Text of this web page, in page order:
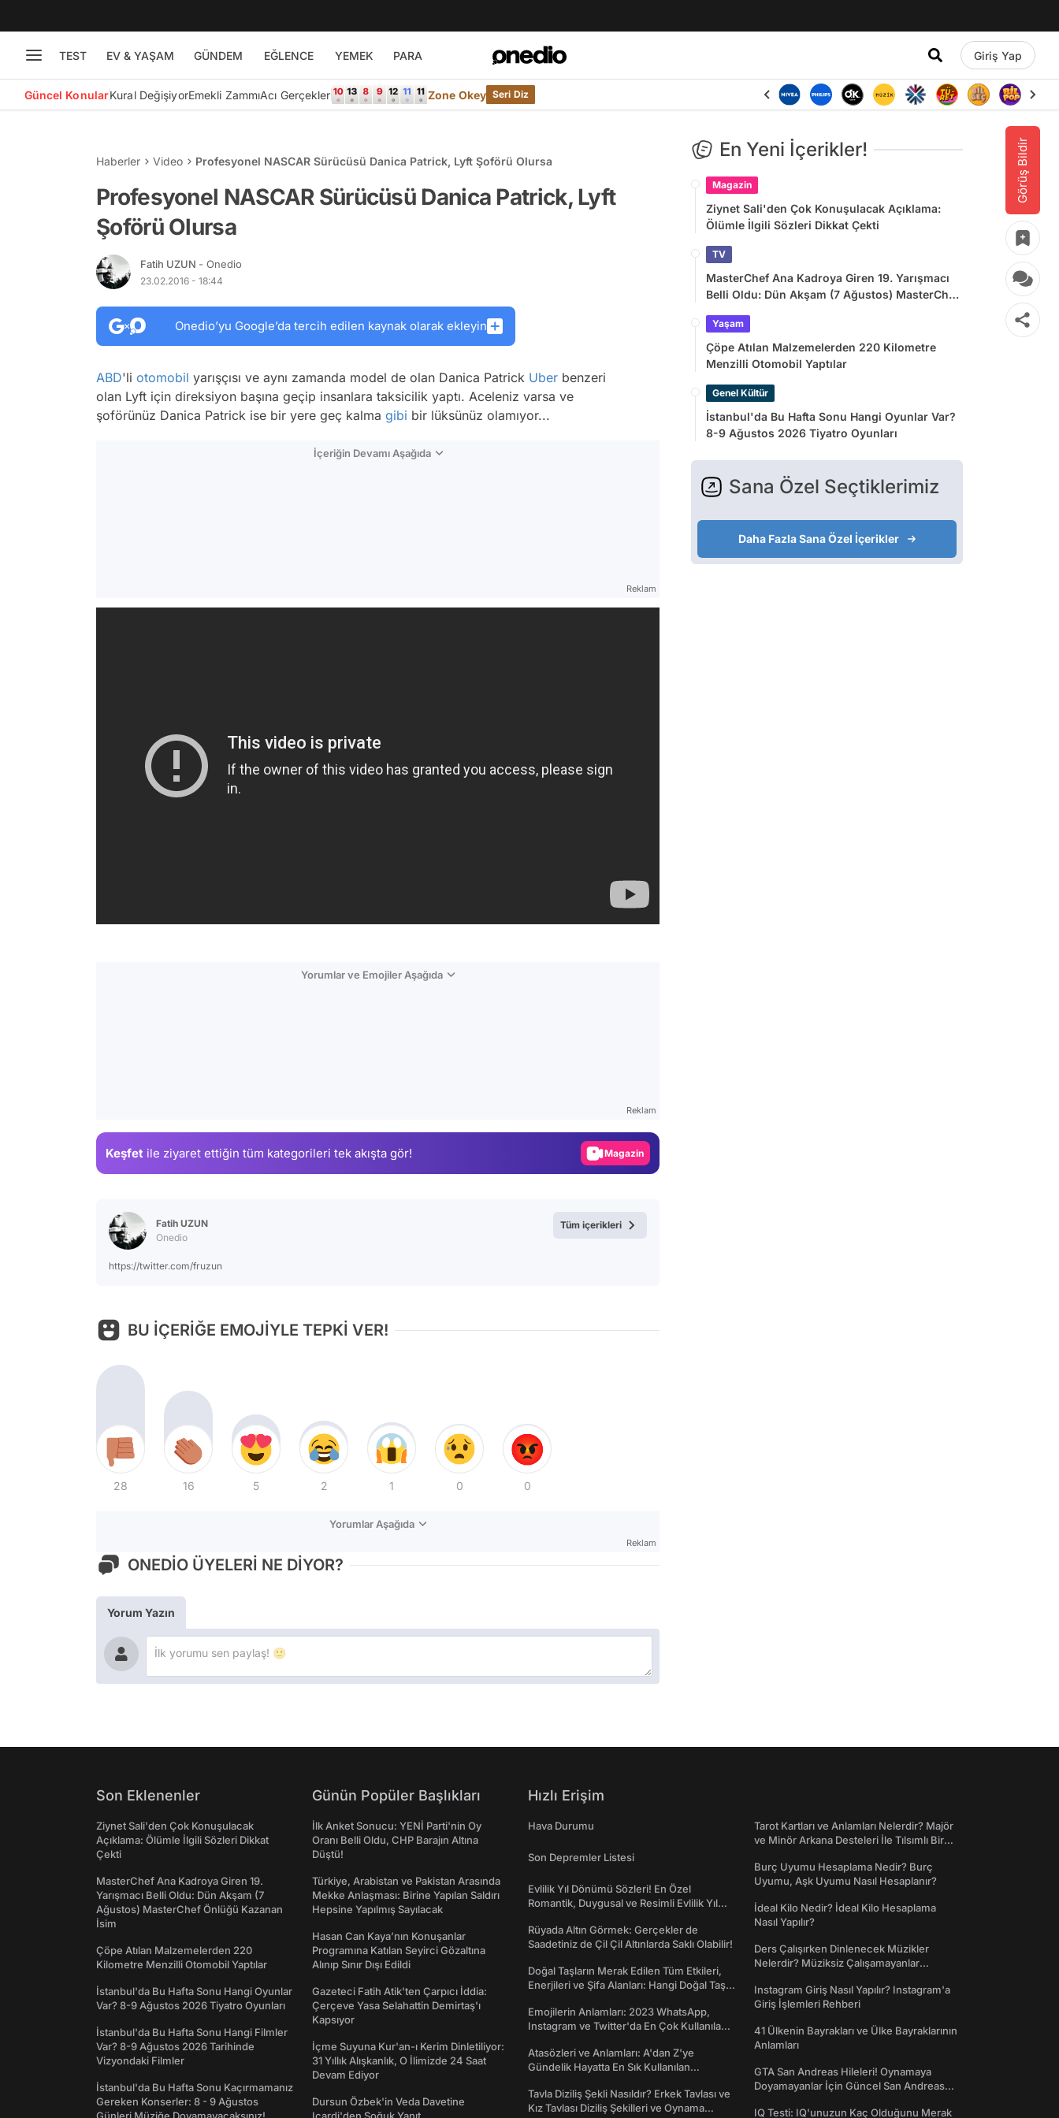
TEST EV & YAŞAM GÜNDEM EĞLENCE YEMEK PARA Giriş Yap
Güncel KonularKural DeğişiyorEmekli ZammıAcı Gerçekler Zone Okey Seri Diz
Görüş Bildir
Haberler Video Profesyonel NASCAR Sürücüsü Danica Patrick, Lyft Şoförü Olursa
Profesyonel NASCAR Sürücüsü Danica Patrick, Lyft
Şoförü Olursa
Fatih UZUN - Onedio
23.02.2016 - 18:44
Onedio’yu Google’da tercih edilen kaynak olarak ekleyin
ABD'li otomobil yarışçısı ve aynı zamanda model de olan Danica Patrick Uber benzeri
olan Lyft için direksiyon başına geçip insanlara taksicilik yaptı. Aceleniz varsa ve
şoförünüz Danica Patrick ise bir yere geç kalma gibi bir lüksünüz olamıyor...
İçeriğin Devamı Aşağıda
Reklam
Yorumlar ve Emojiler Aşağıda
Reklam
Keşfet ile ziyaret ettiğin tüm kategorileri tek akışta gör! Magazin
Fatih UZUN
Onedio
https://twitter.com/fruzun
Tüm içerikleri
BU İÇERİĞE EMOJİYLE TEPKİ VER!
28 16 5 2 1 0 0
Yorumlar Aşağıda
Reklam
ONEDİO ÜYELERİ NE DİYOR?
Yorum Yazın
En Yeni İçerikler!
Magazin
Ziynet Sali'den Çok Konuşulacak Açıklama:
Ölümle İlgili Sözleri Dikkat Çekti
TV
MasterChef Ana Kadroya Giren 19. Yarışmacı
Belli Oldu: Dün Akşam (7 Ağustos) MasterChef
Yaşam
Çöpe Atılan Malzemelerden 220 Kilometre
Menzilli Otomobil Yaptılar
Genel Kültür
İstanbul'da Bu Hafta Sonu Hangi Oyunlar Var?
8-9 Ağustos 2026 Tiyatro Oyunları
Sana Özel Seçtiklerimiz
Daha Fazla Sana Özel İçerikler
Son Eklenenler
Ziynet Sali'den Çok Konuşulacak
Açıklama: Ölümle İlgili Sözleri Dikkat
Çekti
MasterChef Ana Kadroya Giren 19.
Yarışmacı Belli Oldu: Dün Akşam (7
Ağustos) MasterChef Önlüğü Kazanan
İsim
Çöpe Atılan Malzemelerden 220
Kilometre Menzilli Otomobil Yaptılar
İstanbul'da Bu Hafta Sonu Hangi Oyunlar
Var? 8-9 Ağustos 2026 Tiyatro Oyunları
İstanbul'da Bu Hafta Sonu Hangi Filmler
Var? 8-9 Ağustos 2026 Tarihinde
Vizyondaki Filmler
İstanbul'da Bu Hafta Sonu Kaçırmamanız
Gereken Konserler: 8 - 9 Ağustos
Günün Popüler Başlıkları
İlk Anket Sonucu: YENİ Parti'nin Oy
Oranı Belli Oldu, CHP Barajın Altına
Düştü!
Türkiye, Arabistan ve Pakistan Arasında
Mekke Anlaşması: Birine Yapılan Saldırı
Hepsine Yapılmış Sayılacak
Hasan Can Kaya’nın Konuşanlar
Programına Katılan Seyirci Gözaltına
Alınıp Sınır Dışı Edildi
Gazeteci Fatih Atik'ten Çarpıcı İddia:
Çerçeve Yasa Selahattin Demirtaş'ı
Kapsıyor
İçme Suyuna Kur'an-ı Kerim Dinletiliyor:
31 Yıllık Alışkanlık, O İlimizde 24 Saat
Devam Ediyor
Dursun Özbek'in Veda Davetine
Hızlı Erişim
Hava Durumu
Son Depremler Listesi
Evlilik Yıl Dönümü Sözleri! En Özel
Romantik, Duygusal ve Resimli Evlilik Yıl
Rüyada Altın Görmek: Gerçekler de
Saadetiniz de Çil Çil Altınlarda Saklı Olabilir!
Doğal Taşların Merak Edilen Tüm Etkileri,
Enerjileri ve Şifa Alanları: Hangi Doğal Taş
Emojilerin Anlamları: 2023 WhatsApp,
Instagram ve Twitter'da En Çok Kullanılan
Atasözleri ve Anlamları: A'dan Z'ye
Gündelik Hayatta En Sık Kullanılan
Tavla Diziliş Şekli Nasıldır? Erkek Tavlası ve
Kız Tavlası Diziliş Şekilleri ve Oynama
Tarot Kartları ve Anlamları Nelerdir? Majör
ve Minör Arkana Desteleri İle Tılsımlı Bir
Burç Uyumu Hesaplama Nedir? Burç
Uyumu, Aşk Uyumu Nasıl Hesaplanır?
İdeal Kilo Nedir? İdeal Kilo Hesaplama
Nasıl Yapılır?
Ders Çalışırken Dinlenecek Müzikler
Nelerdir? Müziksiz Çalışamayanlar
Instagram Giriş Nasıl Yapılır? Instagram'a
Giriş İşlemleri Rehberi
41 Ülkenin Bayrakları ve Ülke Bayraklarının
Anlamları
GTA San Andreas Hileleri! Oynamaya
Doyamayanlar İçin Güncel San Andreas
IQ Testi: IQ'unuzun Kaç Olduğunu Merak